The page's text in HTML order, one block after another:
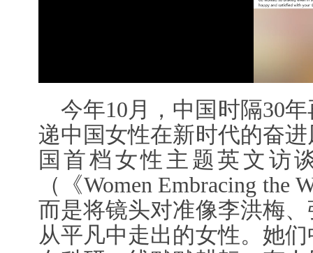
今年10月，中国时隔30
递中国女性在新时代的奋
国首档女性主题英文访
（《Women Embracing
而是将镜头对准像李洪梅
从平凡中走出的女性。她